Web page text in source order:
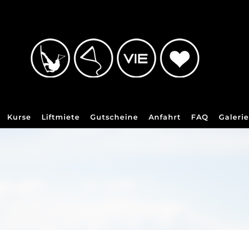
Kurse Liftmiete Gutscheine Anfahrt FAQ Galerie